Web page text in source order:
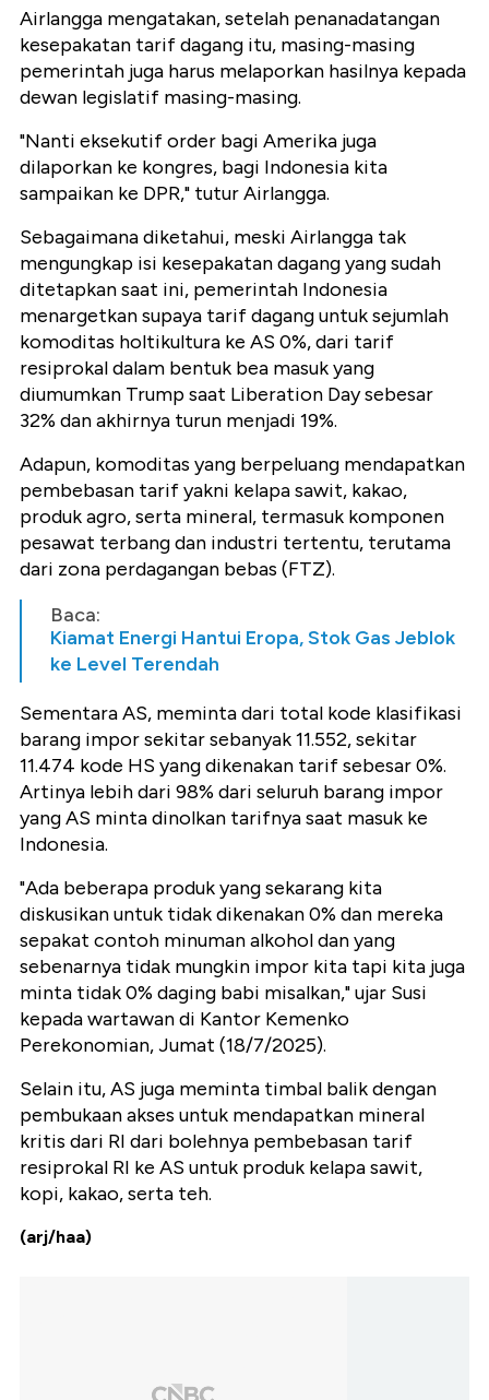
Airlangga mengatakan, setelah penanadatangan
kesepakatan tarif dagang itu, masing-masing
pemerintah juga harus melaporkan hasilnya kepada
dewan legislatif masing-masing.
"Nanti eksekutif order bagi Amerika juga
dilaporkan ke kongres, bagi Indonesia kita
sampaikan ke DPR," tutur Airlangga.
Sebagaimana diketahui, meski Airlangga tak
mengungkap isi kesepakatan dagang yang sudah
ditetapkan saat ini, pemerintah Indonesia
menargetkan supaya tarif dagang untuk sejumlah
komoditas holtikultura ke AS 0%, dari tarif
resiprokal dalam bentuk bea masuk yang
diumumkan Trump saat Liberation Day sebesar
32% dan akhirnya turun menjadi 19%.
Adapun, komoditas yang berpeluang mendapatkan
pembebasan tarif yakni kelapa sawit, kakao,
produk agro, serta mineral, termasuk komponen
pesawat terbang dan industri tertentu, terutama
dari zona perdagangan bebas (FTZ).
Baca:
Kiamat Energi Hantui Eropa, Stok Gas Jeblok
ke Level Terendah
Sementara AS, meminta dari total kode klasifikasi
barang impor sekitar sebanyak 11.552, sekitar
11.474 kode HS yang dikenakan tarif sebesar 0%.
Artinya lebih dari 98% dari seluruh barang impor
yang AS minta dinolkan tarifnya saat masuk ke
Indonesia.
"Ada beberapa produk yang sekarang kita
diskusikan untuk tidak dikenakan 0% dan mereka
sepakat contoh minuman alkohol dan yang
sebenarnya tidak mungkin impor kita tapi kita juga
minta tidak 0% daging babi misalkan," ujar Susi
kepada wartawan di Kantor Kemenko
Perekonomian, Jumat (18/7/2025).
Selain itu, AS juga meminta timbal balik dengan
pembukaan akses untuk mendapatkan mineral
kritis dari RI dari bolehnya pembebasan tarif
resiprokal RI ke AS untuk produk kelapa sawit,
kopi, kakao, serta teh.
(arj/haa)